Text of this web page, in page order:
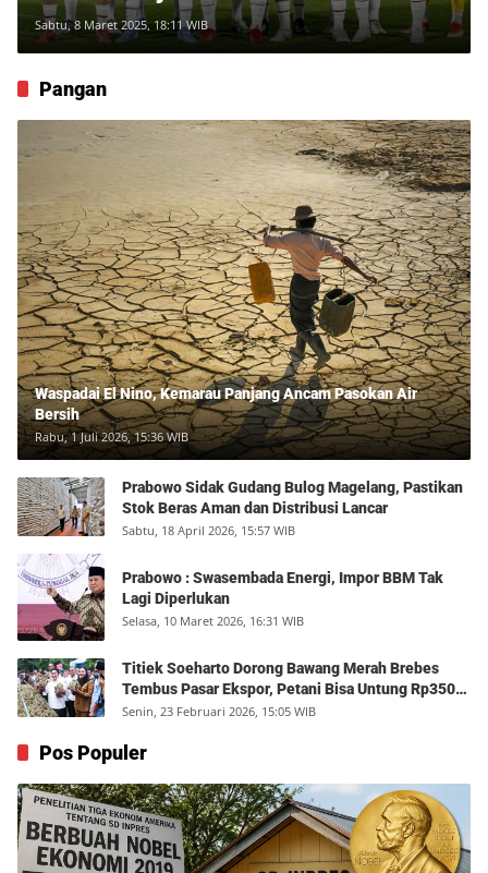
Sabtu, 8 Maret 2025, 18:11 WIB
Pangan
Waspadai El Nino, Kemarau Panjang Ancam Pasokan Air
Bersih
Rabu, 1 Juli 2026, 15:36 WIB
Prabowo Sidak Gudang Bulog Magelang, Pastikan
Stok Beras Aman dan Distribusi Lancar
Sabtu, 18 April 2026, 15:57 WIB
Prabowo : Swasembada Energi, Impor BBM Tak
Lagi Diperlukan
Selasa, 10 Maret 2026, 16:31 WIB
Titiek Soeharto Dorong Bawang Merah Brebes
Tembus Pasar Ekspor, Petani Bisa Untung Rp350
Juta per Hektare
Senin, 23 Februari 2026, 15:05 WIB
Pos Populer